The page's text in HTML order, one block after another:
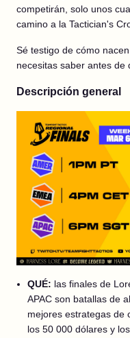
competirán, solo unos
camino a la Tactician's
Sé testigo de cómo
necesitas saber antes de
Descripción general
QUÉ: las finales de
APAC son batallas de
mejores estrategas de
los 50 000 dólares y